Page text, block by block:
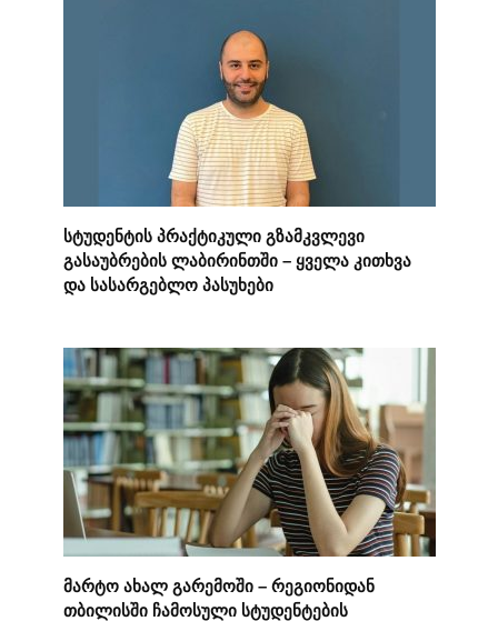
სტუდენტის პრაქტიკული გზამკვლევი
გასაუბრების ლაბირინთში – ყველა კითხვა
და სასარგებლო პასუხები
მარტო ახალ გარემოში – რეგიონიდან
თბილისში ჩამოსული სტუდენტების